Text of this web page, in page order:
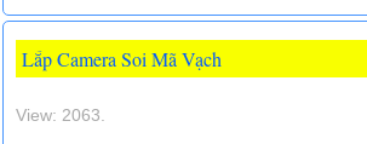
Lắp Camera Soi Mã Vạch
View: 2063.